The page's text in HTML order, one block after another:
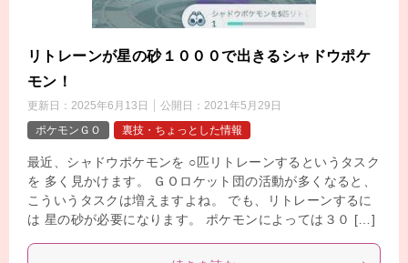
リトレーンが星の砂１０００で出きるシャドウポケ
モン！
更新日： 2025年6月13日 公開日： 2021年5月29日
ポケモンＧＯ
裏技・ちょっとした情報
最近、シャドウポケモンを ○匹リトレーンするというタスク
を 多く見かけます。 ＧＯロケット団の活動が多くなると、
こういうタスクは増えますよね。 でも、リトレーンするに
は 星の砂が必要になります。 ポケモンによっては３０ […]